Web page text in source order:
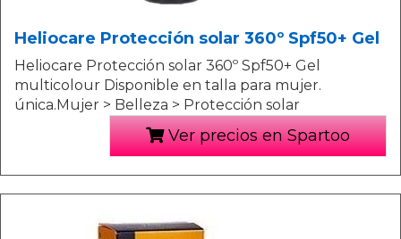
Heliocare Protección solar 360º Spf50+ Gel
Heliocare Protección solar 360º Spf50+ Gel
multicolour Disponible en talla para mujer.
única.Mujer > Belleza > Protección solar
Ver precios en Spartoo